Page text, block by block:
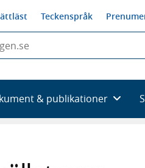
Teckenspråk
& publikationer